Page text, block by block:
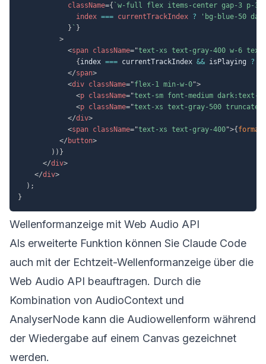
className={ ` w-full flex items-center gap-3 p-3
              index
=== currentTrackIndex ?
'bg-blue-50
} ` }
>
<span className="text-xs text-gray-400 w-6
{ index === currentTrackIndex && isPlaying ?
</span>
<div className="flex-1 min-w-0">
<p className="text-sm font-medium dark:text-
<p className="text-xs text-gray-500 truncate
</div>
<span className="text-xs text-gray-400">{
</ button>
) ) }
</div>
</div>
) ;
}
Wellenformanzeige mit Web Audio API
Als erweiterte Funktion können Sie Claude Code
auch mit der Echtzeit-Wellenformanzeige über die
Web Audio API beauftragen. Durch die
Kombination von AudioContext und
AnalyserNode kann die Audiowellenform während
der Wiedergabe auf einem Canvas gezeichnet
werden.